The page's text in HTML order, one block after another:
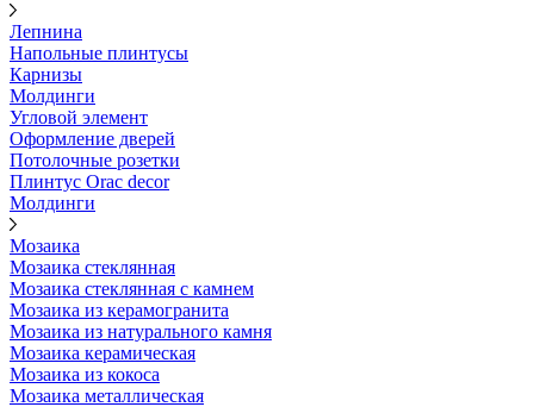
Лепнина
Напольные плинтусы
Карнизы
Молдинги
Угловой элемент
Оформление дверей
Потолочные розетки
Плинтус Orac decor
Молдинги
Мозаика
Мозаика стеклянная
Мозаика стеклянная с камнем
Мозаика из керамогранита
Мозаика из натурального камня
Мозаика керамическая
Мозаика из кокоса
Мозаика металлическая